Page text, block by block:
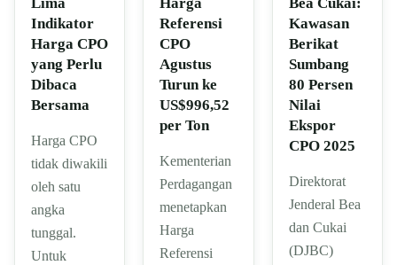
Indikator
Harga CPO
yang Perlu
Dibaca
Bersama
Harga CPO
tidak diwakili
oleh satu
angka
tunggal.
Untuk
Referensi
CPO
Agustus
Turun ke
US$996,52
per Ton
Kementerian
Perdagangan
menetapkan
Harga
Referensi
Kawasan
Berikat
Sumbang
80 Persen
Nilai
Ekspor
CPO 2025
Direktorat
Jenderal Bea
dan Cukai
(DJBC)